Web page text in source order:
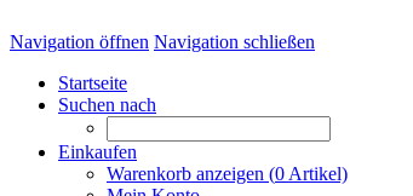
Navigation öffnen Navigation schließen
Startseite
Suchen nach
Einkaufen
Warenkorb anzeigen (0 Artikel)